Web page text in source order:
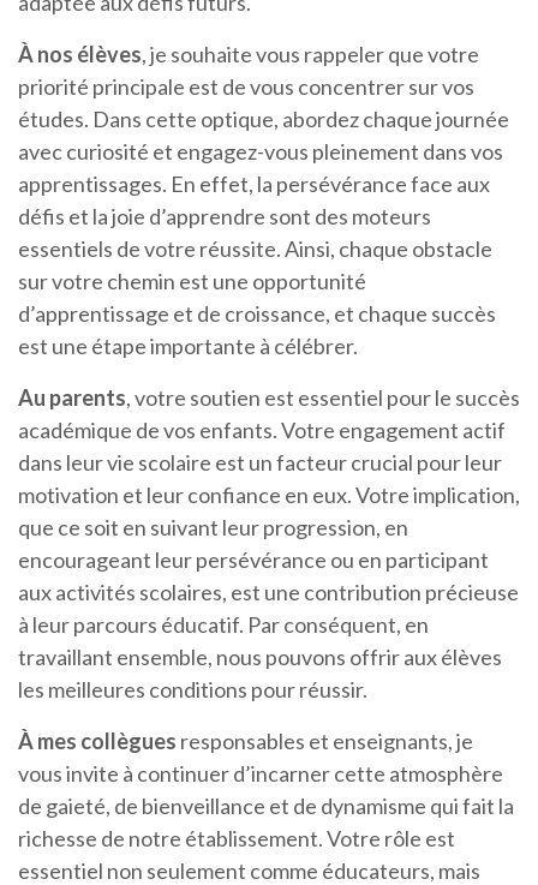
À nos élèves, je souhaite vous rappeler que votre
priorité principale est de vous concentrer sur vos
études. Dans cette optique, abordez chaque journée
avec curiosité et engagez-vous pleinement dans vos
apprentissages. En effet, la persévérance face aux
défis et la joie d’apprendre sont des moteurs
essentiels de votre réussite. Ainsi, chaque obstacle
sur votre chemin est une opportunité
d’apprentissage et de croissance, et chaque succès
est une étape importante à célébrer.
Au parents, votre soutien est essentiel pour le succès
académique de vos enfants. Votre engagement actif
dans leur vie scolaire est un facteur crucial pour leur
motivation et leur confiance en eux. Votre implication,
que ce soit en suivant leur progression, en
encourageant leur persévérance ou en participant
aux activités scolaires, est une contribution précieuse
à leur parcours éducatif. Par conséquent, en
travaillant ensemble, nous pouvons offrir aux élèves
les meilleures conditions pour réussir.
À mes collègues responsables et enseignants, je
vous invite à continuer d’incarner cette atmosphère
de gaieté, de bienveillance et de dynamisme qui fait la
richesse de notre établissement. Votre rôle est
essentiel non seulement comme éducateurs, mais